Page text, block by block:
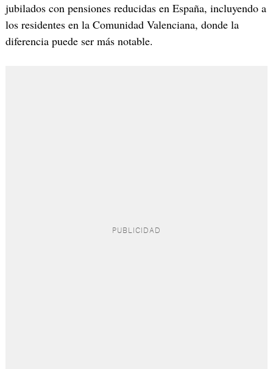
jubilados con pensiones reducidas en España, incluyendo a
los residentes en la Comunidad Valenciana, donde la
diferencia puede ser más notable.